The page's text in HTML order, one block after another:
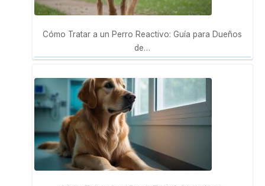
Cómo Tratar a un Perro Reactivo: Guía para Dueños
de…